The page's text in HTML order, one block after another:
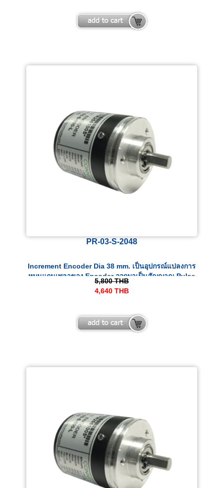
PR-03-S-2048
Increment Encoder Dia 38 mm. เป็นอุปกรณ์แปลงการ
หมุนแกนเพลาของ Encoder ออกมาเป็นสัญญาณ Pulse
ทางไฟฟ้า
5,800 THB
4,640 THB